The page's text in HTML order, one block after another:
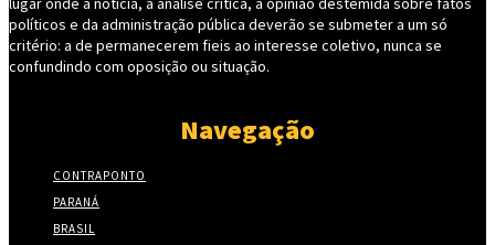
políticos e da administração pública deverão se submeter a um só
critério: a de permanecerem fieis ao interesse coletivo, nunca se
confundindo com oposição ou situação.
Navegação
CONTRAPONTO
PARANÁ
BRASIL